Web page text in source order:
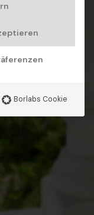
Borlabs Cookie